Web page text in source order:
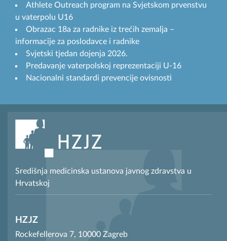
Athlete Outreach program na Svjetskom prvenstvu
u vaterpolu U16
Obrazac 18a za radnike iz trećih zemalja –
informacije za poslodavce i radnike
Svjetski tjedan dojenja 2026.
Predavanje vaterpolskoj reprezentaciji U-16
Nacionalni standardi prevencije ovisnosti
Središnja medicinska ustanova javnog zdravstva u
Hrvatskoj
HZJZ
Rockefellerova 7, 10000 Zagreb